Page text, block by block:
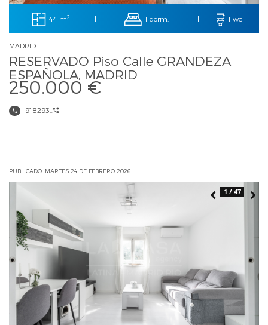
44 m2 | 1 dorm. | 1 wc
MADRID
RESERVADO Piso Calle GRANDEZA
ESPAÑOLA, MADRID
250.000 €
918293...
PUBLICADO: MARTES 24 DE FEBRERO 2026
1 / 47